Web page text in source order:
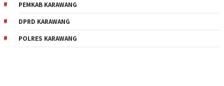
PEMKAB KARAWANG
DPRD KARAWANG
POLRES KARAWANG